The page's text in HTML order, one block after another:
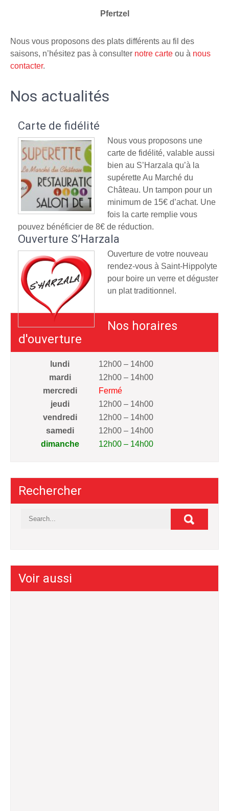
Pfertzel
Nous vous proposons des plats différents au fil des
saisons, n’hésitez pas à consulter notre carte ou à nous
contacter.
Nos actualités
Carte de fidélité
Nous vous proposons une
carte de fidélité, valable aussi
bien au S’Harzala qu’à la
supérette Au Marché du
Château. Un tampon pour un
minimum de 15€ d’achat. Une
fois la carte remplie vous
pouvez bénéficier de 8€ de réduction.
Ouverture S’Harzala
Ouverture de votre nouveau
rendez-vous à Saint-Hippolyte
pour boire un verre et déguster
un plat traditionnel.
Nos horaires
d'ouverture
lundi
12h00 – 14h00
mardi
12h00 – 14h00
mercredi
Fermé
jeudi
12h00 – 14h00
vendredi
12h00 – 14h00
samedi
12h00 – 14h00
dimanche
12h00 – 14h00
Rechercher
Voir aussi